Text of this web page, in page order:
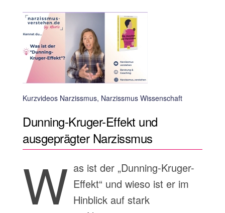
Kurzvideos Narzissmus, Narzissmus Wissenschaft
Dunning-Kruger-Effekt und
ausgeprägter Narzissmus
W as ist der „Dunning-Kruger-
Effekt“ und wieso ist er im
Hinblick auf stark